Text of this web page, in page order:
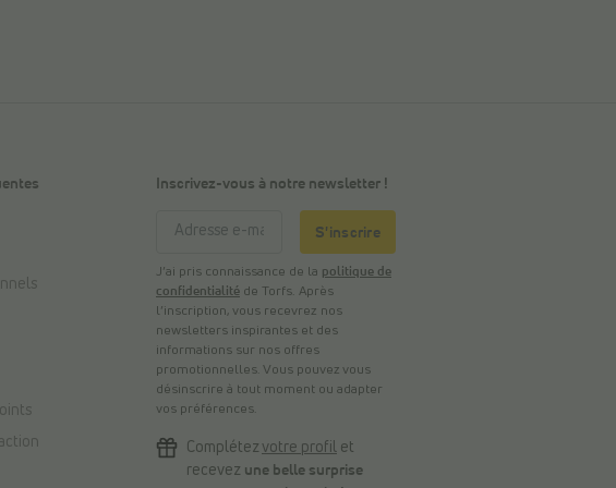
Inscrivez-vous à notre newsletter !
S'inscrire
J’ai pris connaissance de la politique de
confidentialité de Torfs. Après
l’inscription, vous recevrez nos
newsletters inspirantes et des
informations sur nos offres
promotionnelles. Vous pouvez vous
désinscrire à tout moment ou adapter
vos préférences.
Complétez votre profil et
recevez une belle surprise